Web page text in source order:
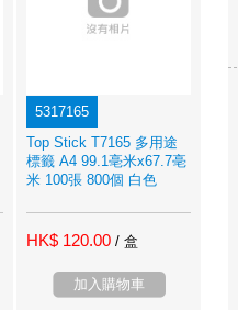
5317165
Top Stick T7165 多用途
標籤 A4 99.1亳米x67.7亳
米 100張 800個 白色
HK$ 120.00 / 盒
加入購物車